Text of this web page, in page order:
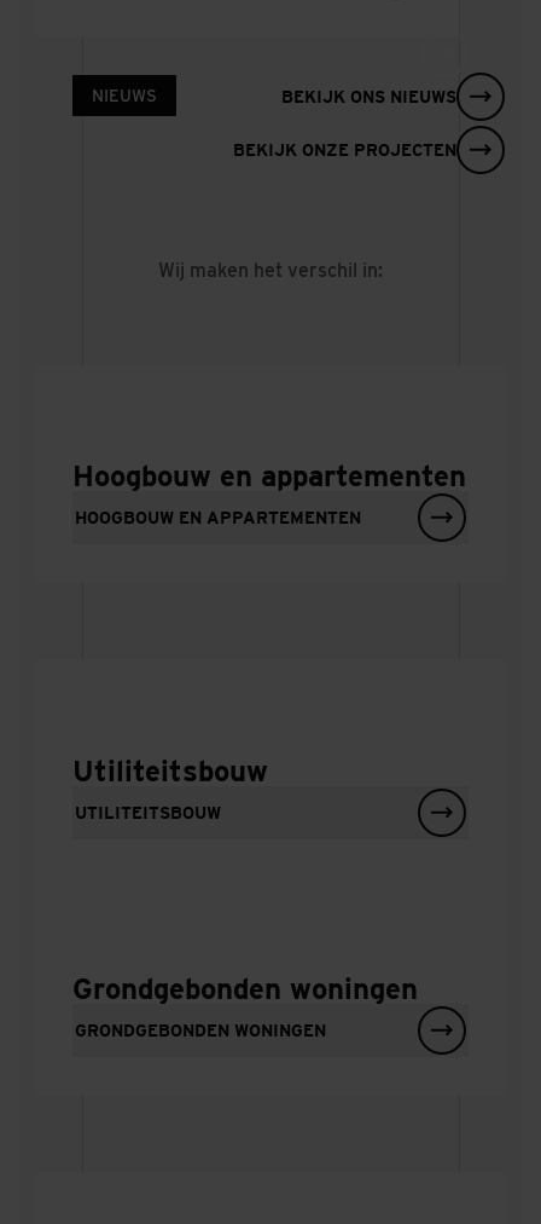
DI. 14 JUL 2026
NIEUWS
een Net Zero-
BEKIJK ONS NIEUWS
BEKIJK ONZE PROJECTEN
Wij maken het verschil in:
Hoogbouw en appartementen
HOOGBOUW EN APPARTEMENTEN
Utiliteitsbouw
UTILITEITSBOUW
Grondgebonden woningen
GRONDGEBONDEN WONINGEN